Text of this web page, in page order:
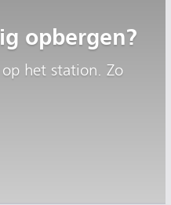
opbergen?
het station. Zo